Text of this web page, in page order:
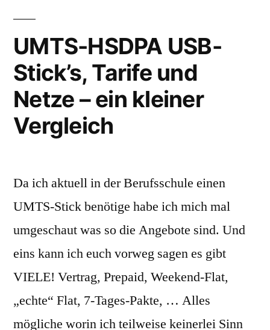
UMTS-HSDPA USB-
Stick’s, Tarife und
Netze – ein kleiner
Vergleich
Da ich aktuell in der Berufsschule einen
UMTS-Stick benötige habe ich mich mal
umgeschaut was so die Angebote sind. Und
eins kann ich euch vorweg sagen es gibt
VIELE! Vertrag, Prepaid, Weekend-Flat,
„echte“ Flat, 7-Tages-Pakte, … Alles
mögliche worin ich teilweise keinerlei Sinn